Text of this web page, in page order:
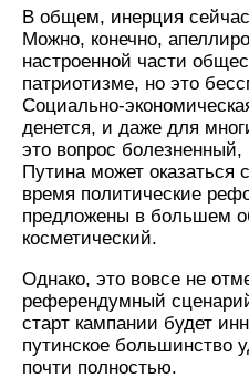
В общем, инерция
Можно, конечно,
настроенной части
патриотизме, но это
Социально-
денется, и даже для
это вопрос
Путина может оказаться
время политические
предложены в большем
косметический.
Однако, это вовсе не
референдумный
старт кампании будет
путинское большинство
почти полностью.